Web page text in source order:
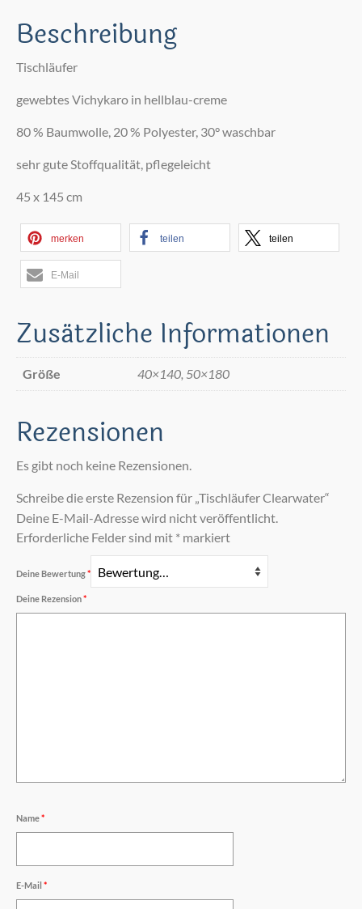
Beschreibung
Tischläufer
gewebtes Vichykaro in hellblau-creme
80 % Baumwolle, 20 % Polyester, 30° waschbar
sehr gute Stoffqualität, pflegeleicht
45 x 145 cm
merken teilen teilen
E-Mail
Zusätzliche Informationen
Größe 40×140, 50×180
Rezensionen
Es gibt noch keine Rezensionen.
Schreibe die erste Rezension für „Tischläufer Clearwater“
Deine E-Mail-Adresse wird nicht veröffentlicht.
Erforderliche Felder sind mit * markiert
Deine Bewertung*
Deine Rezension*
Name*
E-Mail *